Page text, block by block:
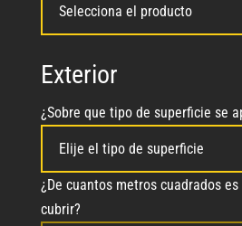
Exterior
¿Sobre que tipo de superficie se
¿De cuantos metros cuadrados
cubrir?